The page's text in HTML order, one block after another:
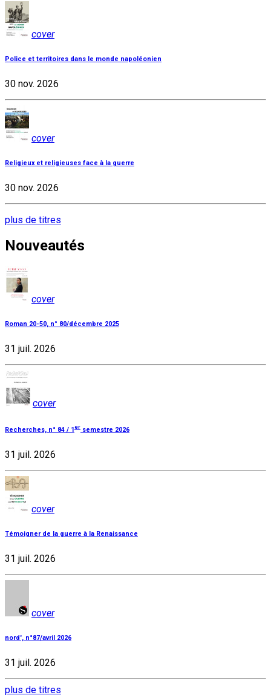
cover
Police et territoires dans le monde napoléonien
30 nov. 2026
cover
Religieux et religieuses face à la guerre
30 nov. 2026
plus de titres
Nouveautés
cover
Roman 20-50, n° 80/décembre 2025
31 juil. 2026
cover
Recherches, n° 84 / 1er semestre 2026
31 juil. 2026
cover
Témoigner de la guerre à la Renaissance
31 juil. 2026
cover
nord', n°87/avril 2026
31 juil. 2026
plus de titres